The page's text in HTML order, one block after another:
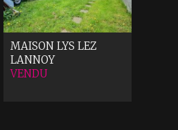
MAISON LYS LEZ
LANNOY
VENDU